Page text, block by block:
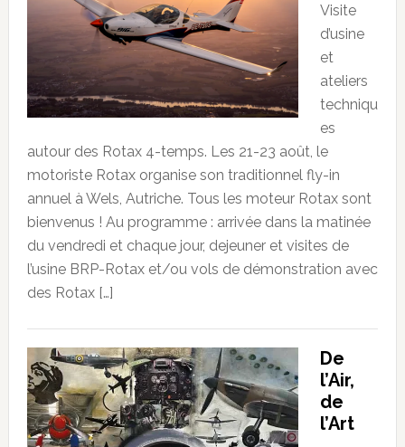
Visite
d’usine
et
ateliers
techniqu
es
autour des Rotax 4-temps. Les 21-23 août, le
motoriste Rotax organise son traditionnel fly-in
annuel à Wels, Autriche. Tous les moteur Rotax sont
bienvenus ! Au programme : arrivée dans la matinée
du vendredi et chaque jour, dejeuner et visites de
l’usine BRP-Rotax et/ou vols de démonstration avec
des Rotax […]
De
l’Air,
de
l’Art